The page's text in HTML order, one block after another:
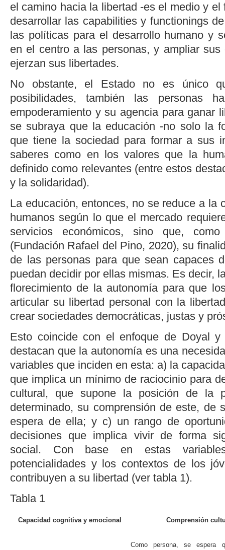
el camino hacia la libertad -es el medio y
desarrollar las capabilitiesy functioningsde
las políticas para el desarrollo humano y
en el centro a las personas, y ampliar sus
ejerzan sus libertades.
No obstante, el Estado no es único
posibilidades, también las personas
empoderamiento y su agencia para ganar
se subraya que la educación -no solo la
que tiene la sociedad para formar a sus
saberes como en los valores que la
definido como relevantes (entre estos
y la solidaridad).
La educación, entonces, no se reduce a la
humanos según lo que el mercado
servicios económicos, sino que,
(Fundación Rafael del Pino, 2020), su
de las personas para que sean capaces
puedan decidir por ellas mismas. Es decir,
florecimiento de la autonomía para que
articular su libertad personal con la
crear sociedades democráticas, justas y
Esto coincide con el enfoque de Doyal y
destacan que la autonomía es una
variables que inciden en esta: a) la
que implica un mínimo de raciocinio para
cultural, que supone la posición de la
determinado, su comprensión de este, de
espera de ella; y c) un rango de
decisiones que implica vivir de forma
social. Con base en estas
potencialidades y los contextos de los
contribuyen a su libertad (ver tabla 1).
Tabla 1
Capacidad cognitiva y emocional Comprensión
Como persona, se espera